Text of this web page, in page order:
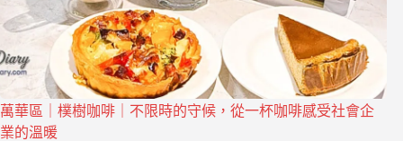
萬華區｜樸樹咖啡｜不限時的守候，從一杯咖啡感受社會企
業的溫暖